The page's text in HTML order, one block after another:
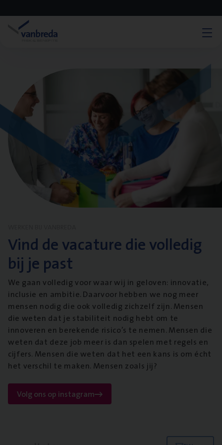
Vind de vacature die volledig
bij je past
We gaan volledig voor waar wij in geloven: innovatie,
inclusie en ambitie. Daarvoor hebben we nog meer
mensen nodig die ook volledig zichzelf zijn. Mensen
die weten dat je stabiliteit nodig hebt om te
innoveren en berekende risico’s te nemen. Mensen die
weten dat deze job meer is dan spelen met regels en
cijfers. Mensen die weten dat het een kans is om écht
het verschil te maken. Mensen zoals jij?
Volg ons op instagram